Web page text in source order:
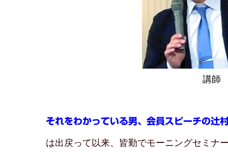
講師
それをわかっている男、会員スピーチの辻
は出戻って以来、皆勤でモーニングセミナ